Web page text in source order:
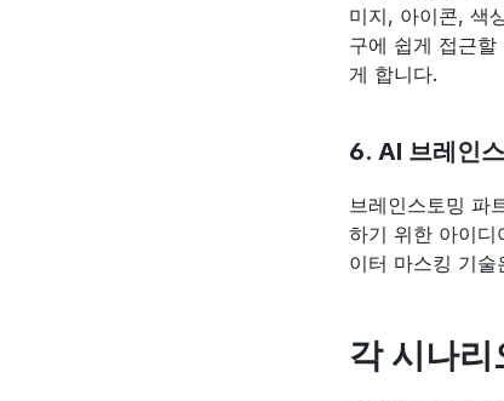
미지, 아이콘, 색
구에 쉽게 접근
게 합니다.
6. AI 브레인
브레인스토밍 파
하기 위한 아이디
이터 마스킹 기
각 시나리